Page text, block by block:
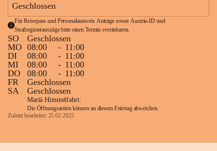
Geschlossen
Für Reisepass und Personalausweis Anträge sowie Austria-ID und
Strafregisterauszüge bitte einen Termin vereinbaren.
SO
Geschlossen
MO 08:00 - 11:00
DI
08:00 - 11:00
MI
08:00 - 11:00
DO
08:00 - 11:00
FR
Geschlossen
SA
Geschlossen
Mariä Himmelfahrt:
Die Öffnungszeiten können an diesem Feiertag abweichen.
Zuletzt bearbeitet: 25.02.2025